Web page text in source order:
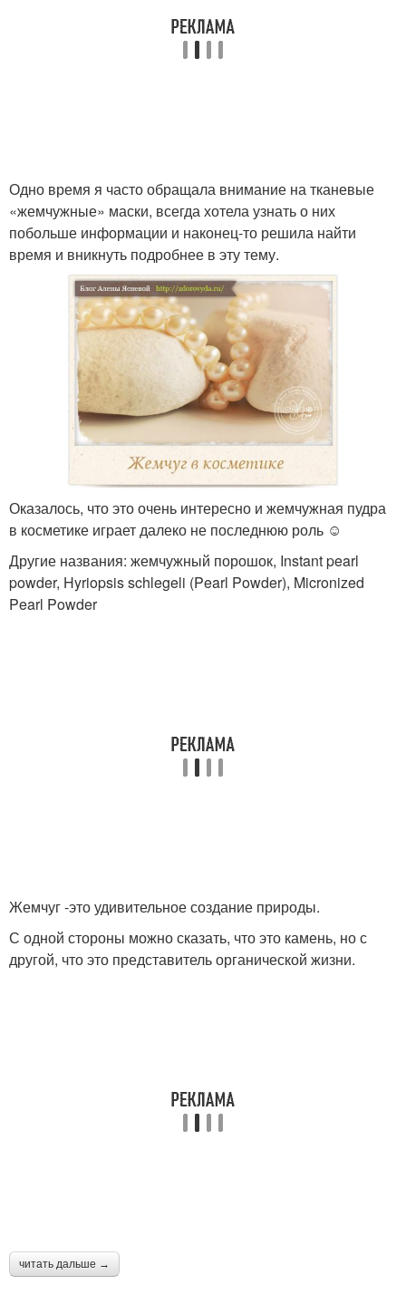
Одно время я часто обращала внимание на тканевые
«жемчужные» маски, всегда хотела узнать о них
побольше информации и наконец-то решила найти
время и вникнуть подробнее в эту тему.
Оказалось, что это очень интересно и жемчужная пудра
в косметике играет далеко не последнюю роль ☺
Другие названия: жемчужный порошок, Instant pearl
powder, Hyriopsis schlegeli (Pearl Powder), Micronized
Pearl Powder
Жемчуг -это удивительное создание природы.
С одной стороны можно сказать, что это камень, но с
другой, что это представитель органической жизни.
читать дальше →